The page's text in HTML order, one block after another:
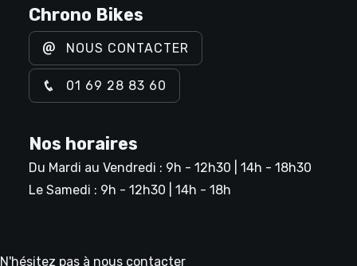
Chrono Bikes
NOUS CONTACTER
01 69 28 83 60
Nos horaires
Du Mardi au Vendredi : 9h - 12h30 | 14h - 18h30
Le Samedi : 9h - 12h30 | 14h - 18h
N'hésitez pas à nous contacter